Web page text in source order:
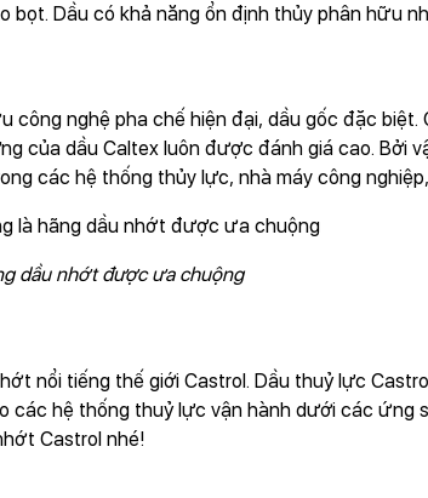
bọt. Dầu có khả năng ổn định thủy phân hữu
công nghệ pha chế hiện đại, dầu gốc đặc
của dầu Caltex luôn được đánh giá cao.
các hệ thống thủy lực, nhà máy công
dầu nhớt được ưa chuộng
nổi tiếng thế giới Castrol. Dầu thuỷ lực
các hệ thống thuỷ lực vận hành dưới các
Castrol nhé!